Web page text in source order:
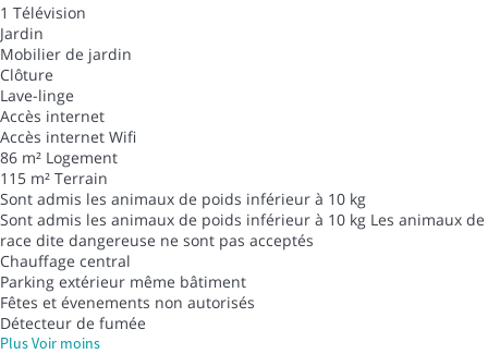
1 Télévision
Jardin
Mobilier de jardin
Clôture
Lave-linge
Accès internet
Accès internet Wifi
86 m² Logement
115 m² Terrain
Sont admis les animaux de poids inférieur à 10 kg
Sont admis les animaux de poids inférieur à 10 kg Les animaux de
race dite dangereuse ne sont pas acceptés
Chauffage central
Parking extérieur même bâtiment
Fêtes et évenements non autorisés
Détecteur de fumée
PlusVoir moins